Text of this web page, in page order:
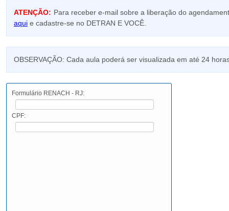
ATENÇÃO: Para receber e-mail sobre a liberação do
aqui e cadastre-se no DETRAN E VOCÊ.
OBSERVAÇÃO: Cada aula poderá ser visualizada em até 24
Formulário RENACH - RJ:
CPF: